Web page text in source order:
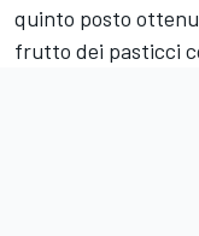
quinto posto
frutto dei pasticci